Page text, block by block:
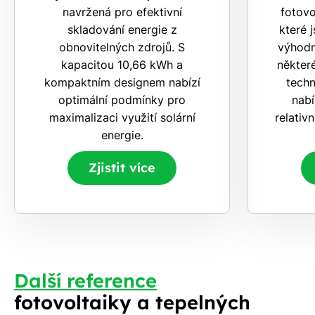
navržená pro efektivní
skladování energie z
obnovitelných zdrojů. S
kapacitou 10,66 kWh a
kompaktním designem nabízí
optimální podmínky pro
maximalizaci využití solární
energie.
Zjistit více
které
Další reference
fotovoltaiky a tepelných